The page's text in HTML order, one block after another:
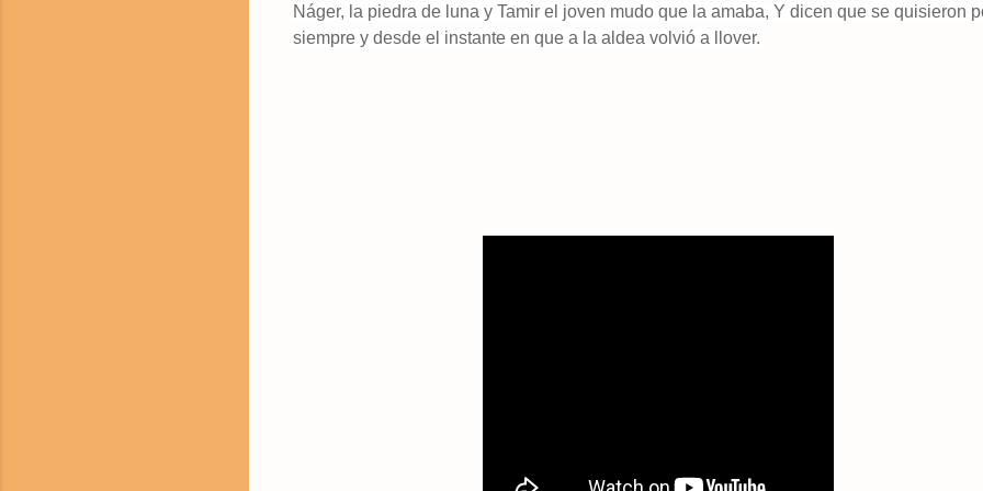
Náger, la piedra de luna y Tamir el joven mudo que la amaba, Y dicen que se quisieron
siempre y desde el instante en que a la aldea volvió a llover.